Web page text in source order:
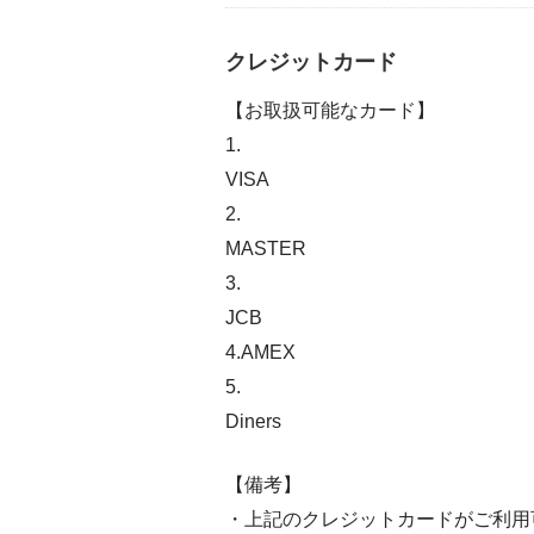
クレジットカード
【お取扱可能なカード】
1.
VISA
2.
MASTER
3.
JCB
4.AMEX
5.
Diners
【備考】
・上記のクレジットカードがご利